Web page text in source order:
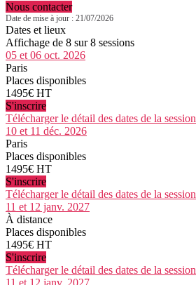
Nous contacter
Date de mise à jour : 21/07/2026
Dates et lieux
Affichage de 8 sur 8 sessions
05 et 06 oct. 2026
Paris
Places disponibles
1495€ HT
S'inscrire
Télécharger le détail des dates de la session
10 et 11 déc. 2026
Paris
Places disponibles
1495€ HT
S'inscrire
Télécharger le détail des dates de la session
11 et 12 janv. 2027
À distance
Places disponibles
1495€ HT
S'inscrire
Télécharger le détail des dates de la session